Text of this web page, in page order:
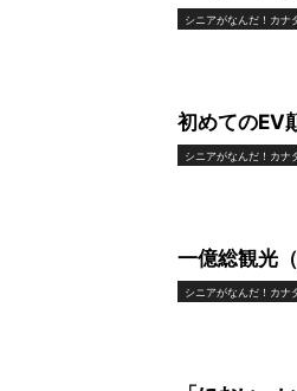
シニアがなんだ！カナ
初めてのEV
シニアがなんだ！カナ
一億総観光
シニアがなんだ！カナ